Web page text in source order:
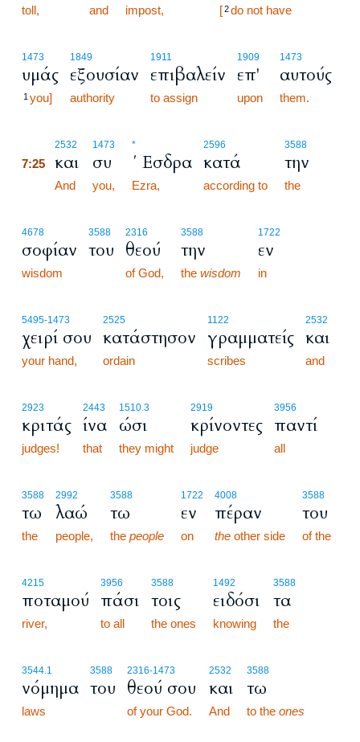
toll, and impost, [2do not have
1473
υμάς
1 you]
1849
εξουσίαν
authority
1911
επιβαλείν
to assign
1909
επ'
upon
1473
αυτούς
them.
2532
7:25 και
And
1473
συ
you,
*
΄ Εσδρα
Ezra,
2596
κατά
according to
3588
την
the
4678
σοφίαν
wisdom
3588
του
2316
θεού
of God,
3588
την
the wisdom
1722
εν
in
5495-1473
χειρί σου
your hand,
2525
κατάστησον
ordain
1122
γραμματείς
scribes
2532
και
and
2923
κριτάς
judges!
2443
ίνα
that
1510.3
ώσι
they might
2919
κρίνοντες
judge
3956
παντί
all
3588
τω
the
2992
λαώ
people,
3588
τω
the people
1722
εν
on
4008
πέραν
the other side
3588
του
of the
4215
ποταμού
river,
3956
πάσι
to all
3588
τοις
the ones
1492
ειδόσι
knowing
3588
τα
the
3544.1
νόμημα
laws
3588
του
2316-1473
θεού σου
of your God.
2532
και
And
3588
τω
to the ones